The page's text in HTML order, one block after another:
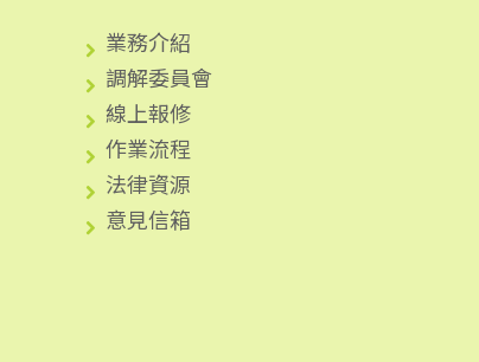
業務介紹
調解委員會
線上報修
作業流程
法律資源
意見信箱